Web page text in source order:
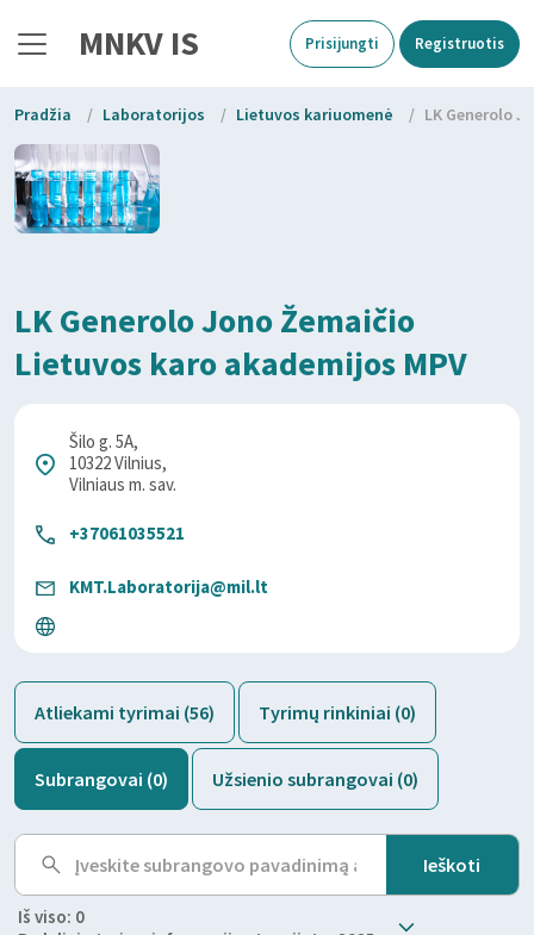
MNKV IS Prisijungti Registruotis
Pradžia / Laboratorijos / Lietuvos kariuomenė / LK Generolo
LK Generolo Jono Žemaičio
Lietuvos karo akademijos MPV
Šilo g. 5A,
10322 Vilnius,
Vilniaus m. sav.
+37061035521
KMT.Laboratorija@mil.lt
Atliekami tyrimai (56) Tyrimų rinkiniai (0)
Subrangovai (0) Užsienio subrangovai (0)
Iš viso: 0